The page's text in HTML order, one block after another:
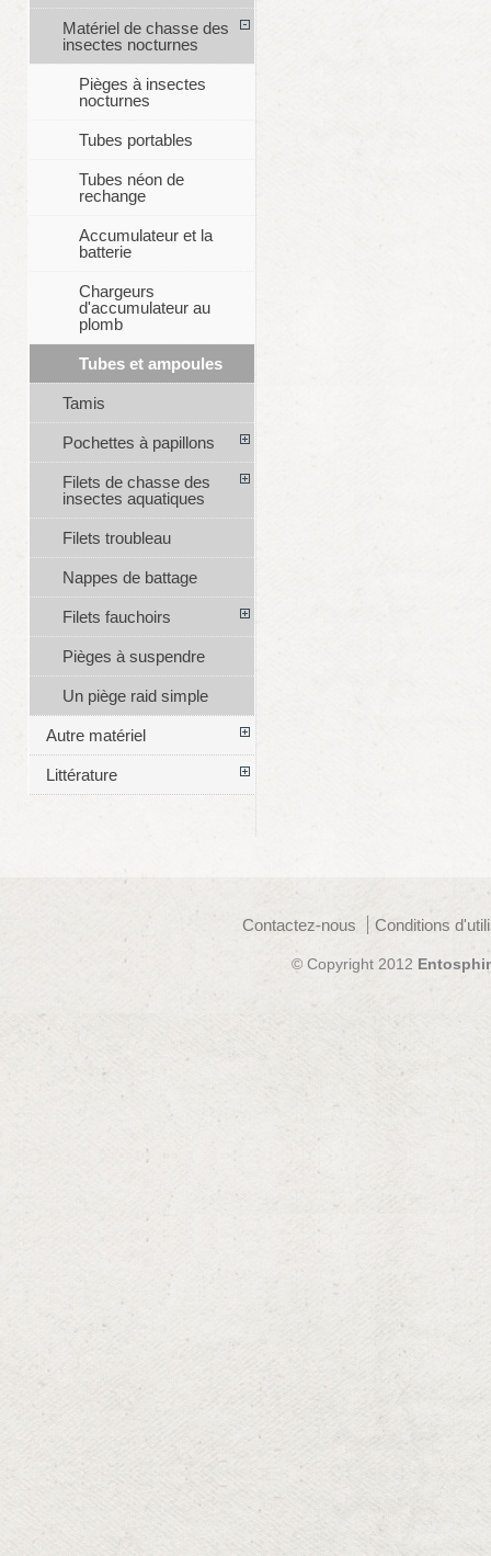
Matériel de chasse des
insectes nocturnes
Pièges à insectes
nocturnes
Tubes portables
Tubes néon de
rechange
Accumulateur et la
batterie
Chargeurs
d'accumulateur au
plomb
Tubes et ampoules
Tamis
Pochettes à papillons
Filets de chasse des
insectes aquatiques
Filets troubleau
Nappes de battage
Filets fauchoirs
Pièges à suspendre
Un piège raid simple
Autre matériel
Littérature
Contactez-nous Conditions
© Copyright 2012